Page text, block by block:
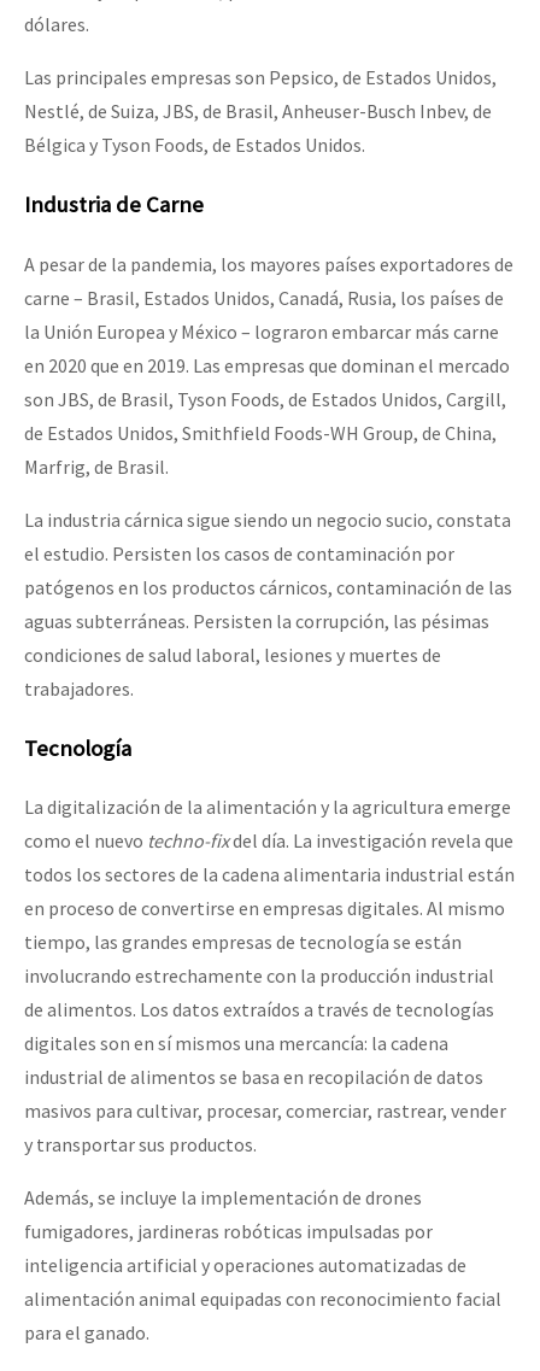
dólares.
Las principales empresas son Pepsico, de Estados Unidos,
Nestlé, de Suiza, JBS, de Brasil, Anheuser-Busch Inbev, de
Bélgica y Tyson Foods, de Estados Unidos.
Industria de Carne
A pesar de la pandemia, los mayores países exportadores de
carne – Brasil, Estados Unidos, Canadá, Rusia, los países de
la Unión Europea y México – lograron embarcar más carne
en 2020 que en 2019. Las empresas que dominan el mercado
son JBS, de Brasil, Tyson Foods, de Estados Unidos, Cargill,
de Estados Unidos, Smithfield Foods-WH Group, de China,
Marfrig, de Brasil.
La industria cárnica sigue siendo un negocio sucio, constata
el estudio. Persisten los casos de contaminación por
patógenos en los productos cárnicos, contaminación de las
aguas subterráneas. Persisten la corrupción, las pésimas
condiciones de salud laboral, lesiones y muertes de
trabajadores.
Tecnología
La digitalización de la alimentación y la agricultura emerge
como el nuevo techno-fixdel día. La investigación revela que
todos los sectores de la cadena alimentaria industrial están
en proceso de convertirse en empresas digitales. Al mismo
tiempo, las grandes empresas de tecnología se están
involucrando estrechamente con la producción industrial
de alimentos. Los datos extraídos a través de tecnologías
digitales son en sí mismos una mercancía: la cadena
industrial de alimentos se basa en recopilación de datos
masivos para cultivar, procesar, comerciar, rastrear, vender
y transportar sus productos.
Además, se incluye la implementación de drones
fumigadores, jardineras robóticas impulsadas por
inteligencia artificial y operaciones automatizadas de
alimentación animal equipadas con reconocimiento facial
para el ganado.